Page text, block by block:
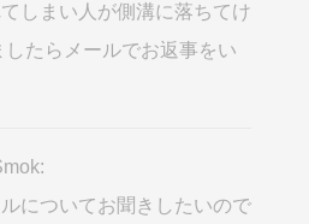
しまい人が側溝に落ちてけ
たらメールでお返事をい
についてお聞きしたいので